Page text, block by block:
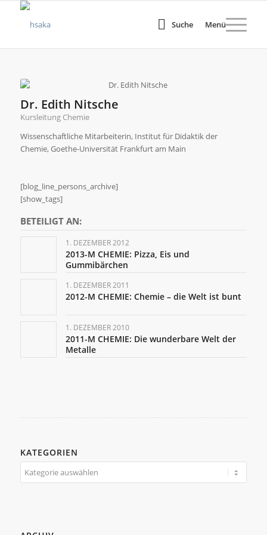
Suche Menü
Dr. Edith Nitsche
Kursleitung Chemie
Wissenschaftliche Mitarbeiterin, Institut für Didaktik der
Chemie, Goethe-Universität Frankfurt am Main
[blog_line_persons_archive]
[show_tags]
BETEILIGT AN:
1. DEZEMBER 2012
2013-M CHEMIE: Pizza, Eis und
Gummibärchen
1. DEZEMBER 2011
2012-M CHEMIE: Chemie – die Welt ist bunt
1. DEZEMBER 2010
2011-M CHEMIE: Die wunderbare Welt der
Metalle
KATEGORIEN
Kategorien